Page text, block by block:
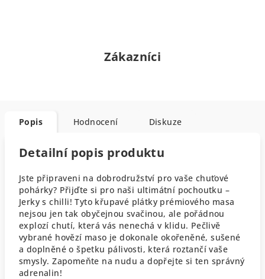
Zákazníci
Popis Hodnocení Diskuze
Detailní popis produktu
Jste připraveni na dobrodružství pro vaše chuťové
pohárky? Přijďte si pro naši ultimátní pochoutku –
Jerky s chilli! Tyto křupavé plátky prémiového masa
nejsou jen tak obyčejnou svačinou, ale pořádnou
explozí chutí, která vás nenechá v klidu. Pečlivě
vybrané hovězí maso je dokonale okořeněné, sušené
a doplněné o špetku pálivosti, která roztančí vaše
smysly. Zapomeňte na nudu a dopřejte si ten správný
adrenalin!